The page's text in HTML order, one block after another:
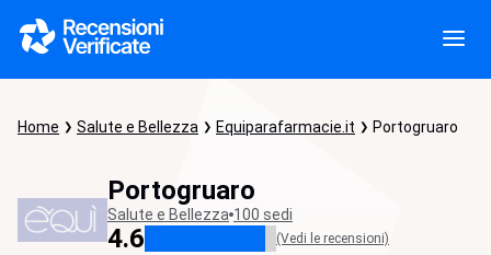
Home Salute e Bellezza Equiparafarmacie.it Portogruaro
Portogruaro
Salute e Bellezza 100 sedi
4.6 (Vedi le recensioni)